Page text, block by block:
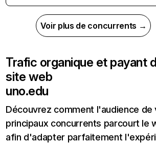
Voir plus de concurrents →
Trafic organique et payant
site web
uno.edu
Découvrez comment l'audience de
principaux concurrents parcourt le
afin d'adapter parfaitement